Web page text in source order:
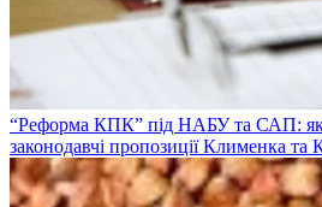
“Реформа КПК” під НАБУ та САП: як
законодавчі пропозиції Клименка та